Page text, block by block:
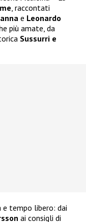
, raccontati
e Leonardo
più amate, da
Sussurri e
e tempo libero: dai
ai consigli di